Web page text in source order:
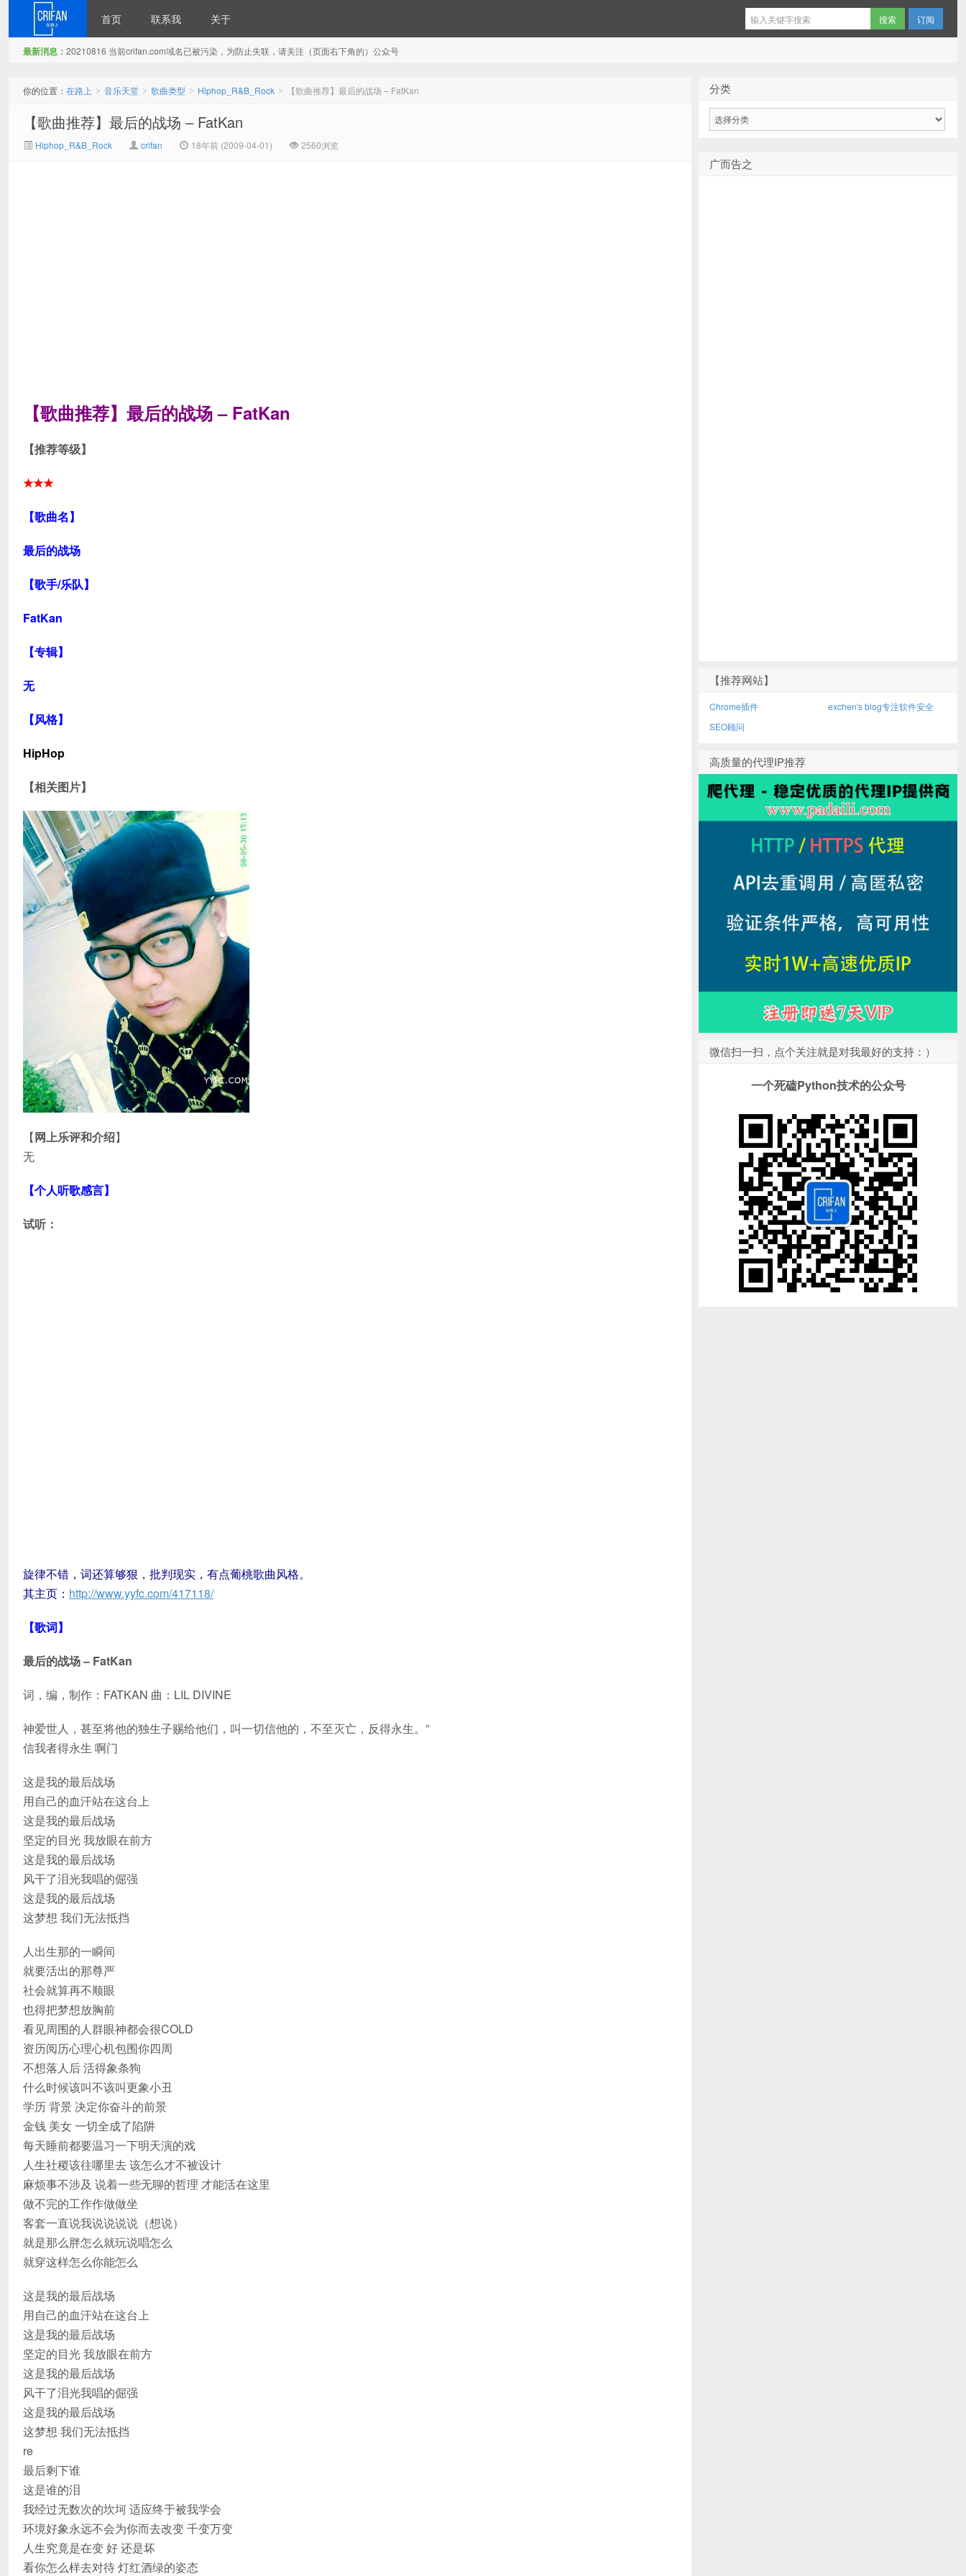
首页 联系我 关于 订阅
最新消息： 20210816 当前crifan.com域名已被污染，为防止失联，请关注（页面右下角的）公众号
你的位置： 在路上 > 音乐天堂 > 歌曲类型 > Hiphop_R&B_Rock > 【歌曲推荐】最后的战场 – FatKan
【歌曲推荐】最后的战场 – FatKan
Hiphop_R&B_Rock crifan 18年前 (2009-04-01) 2560浏览
【歌曲推荐】 最后的战场 – FatKan
【推荐等级】
★★★
【歌曲名】
最后的战场
【歌手/乐队】
FatKan
【专辑】
无
【风格】
HipHop
【相关图片】
【网上乐评和介绍】
无
【个人听歌感言】
试听：
旋律不错，词还算够狠，批判现实，有点葡桃歌曲风格。
其主页： http://www.yyfc.com/417118/
【歌词】
最后的战场 – FatKan
词，编，制作：FATKAN 曲：LIL DIVINE
神爱世人，甚至将他的独生子赐给他们，叫一切信他的，不至灭亡，反得永生。”
信我者得永生 啊门
这是我的最后战场
用自己的血汗站在这台上
这是我的最后战场
坚定的目光 我放眼在前方
这是我的最后战场
风干了泪光我唱的倔强
这是我的最后战场
这梦想 我们无法抵挡
人出生那的一瞬间
就要活出的那尊严
社会就算再不顺眼
也得把梦想放胸前
看见周围的人群眼神都会很COLD
资历阅历心理心机包围你四周
不想落人后 活得象条狗
什么时候该叫不该叫更象小丑
学历 背景 决定你奋斗的前景
金钱 美女 一切全成了陷阱
每天睡前都要温习一下明天演的戏
人生社稷该往哪里去 该怎么才不被设计
麻烦事不涉及 说着一些无聊的哲理 才能活在这里
做不完的工作作做做坐
客套一直说我说说说说（想说）
就是那么胖怎么就玩说唱怎么
就穿这样怎么你能怎么
这是我的最后战场
用自己的血汗站在这台上
这是我的最后战场
坚定的目光 我放眼在前方
这是我的最后战场
风干了泪光我唱的倔强
这是我的最后战场
这梦想 我们无法抵挡
re
最后剩下谁
这是谁的泪
我经过无数次的坎坷 适应终于被我学会
环境好象永远不会为你而去改变 千变万变
人生究竟是在变 好 还是坏
看你怎么样去对待 灯红酒绿的姿态
分类
广而告之
【推荐网站】
Chrome插件
exchen's blog专注软件安全
SEO顾问
高质量的代理IP推荐
微信扫一扫，点个关注就是对我最好的支持：）
一个死磕Python技术的公众号